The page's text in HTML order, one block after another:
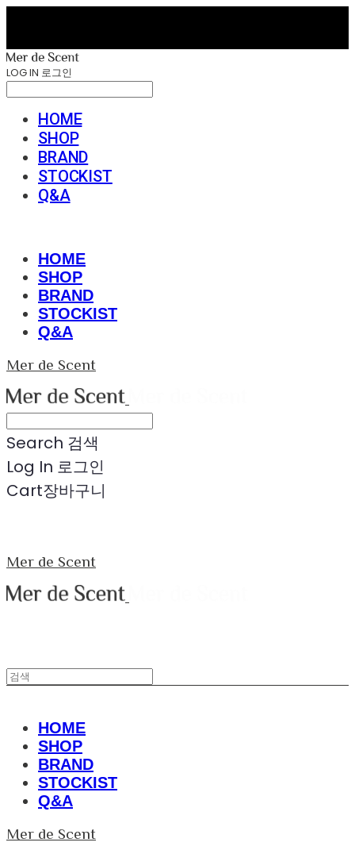
LOG IN 로그인
HOME
SHOP
BRAND
STOCKIST
Q&A
HOME
SHOP
BRAND
STOCKIST
Q&A
Mer de Scent
Search 검색
Log In 로그인
Cart장바구니
Mer de Scent
HOME
SHOP
BRAND
STOCKIST
Q&A
Mer de Scent